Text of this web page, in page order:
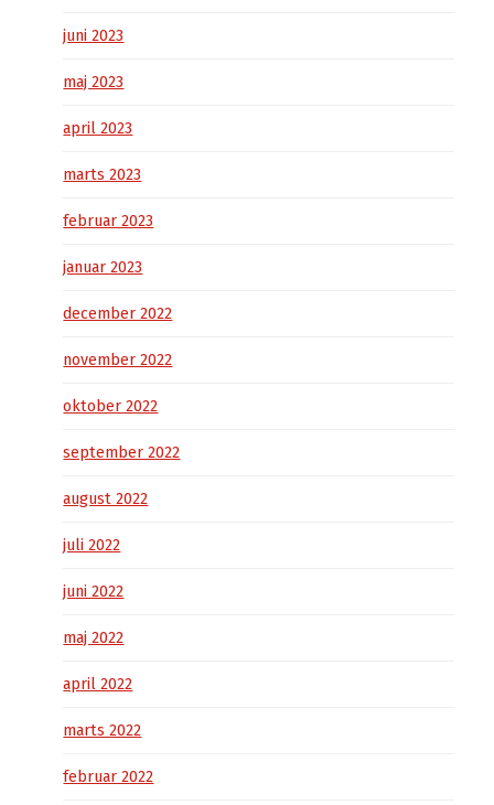
juni 2023
maj 2023
april 2023
marts 2023
februar 2023
januar 2023
december 2022
november 2022
oktober 2022
september 2022
august 2022
juli 2022
juni 2022
maj 2022
april 2022
marts 2022
februar 2022